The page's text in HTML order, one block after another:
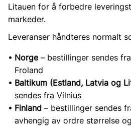
Litauen for å forbedre
markeder.
Leveranser håndteres normalt
Norge– bestillinger sendes
Froland
Baltikum (Estland, Latvia og
sendes fra Vilnius
Finland – bestillinger sendes
avhengig av ordre størrelse